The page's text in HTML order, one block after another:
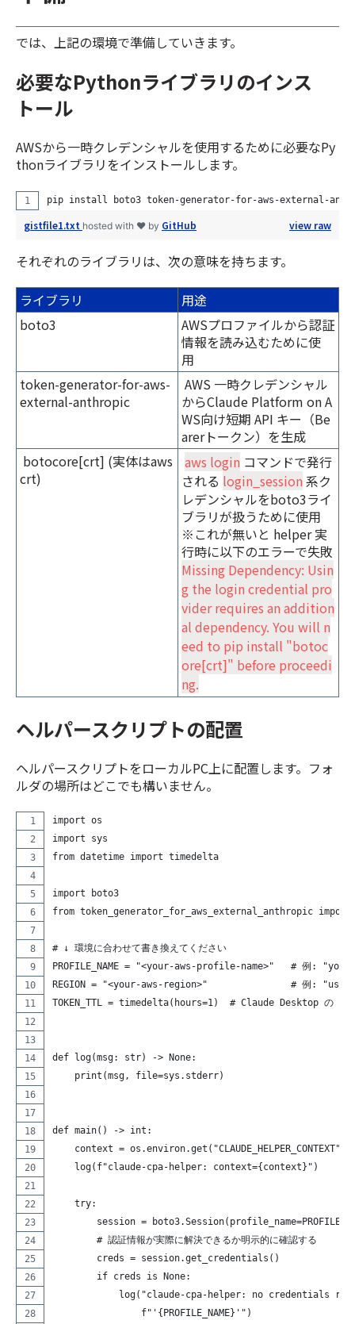
では、上記の環境で準備していきます。
必要なPythonライブラリのインス
トール
AWSから一時クレデンシャルを使用するために必要なPy
thonライブラリをインストールします。
pip install boto3 token-generator-for-aws-external-
view raw
gistfile1.txt hosted with ❤ by GitHub
それぞれのライブラリは、次の意味を持ちます。
ライブラリ
用途
boto3
AWSプロファイルから認証
情報を読み込むために使
用
token-generator-for-aws-
external-anthropic
AWS 一時クレデンシャル
からClaude Platform on A
WS向け短期 API キー（Be
arerトークン）を生成
botocore[crt] (実体はaws
crt)
aws login コマンドで発行
される login_session 系ク
レデンシャルをboto3ライ
ブラリが扱うために使用
※これが無いと helper 実
行時に以下のエラーで失敗
Missing Dependency: Usin
g the login credential pro
vider requires an addition
al dependency. You will n
eed to pip install "botoc
ore[crt]" before proceedi
ng.
ヘルパースクリプトの配置
ヘルパースクリプトをローカルPC上に配置します。フォ
ルダの場所はどこでも構いません。
import os
import sys
from datetime import timedelta
import boto3
from token_generator_for_aws_external_anthropic import
# ↓ 環境に合わせて書き換えてください
PROFILE_NAME = "<your-aws-profile-name>"   # 例:
REGION = "<your-aws-region>"               # 例: "us-
TOKEN_TTL = timedelta(hours=1)  # Claude Desktop の
def log(msg: str) -> None:
    print(msg, file=sys.stderr)
def main() -> int:
context = os.environ.get("CLAUDE_HELPER_CONTEXT",
    log(f"claude-cpa-helper: context={context}")
    try:
session =
        # 認証情報が実際に解決できるか明示的に確認する
        creds = session.get_credentials()
        if creds is None:
log("claude-cpa-helper: no credentials
                f"'{PROFILE_NAME}'")